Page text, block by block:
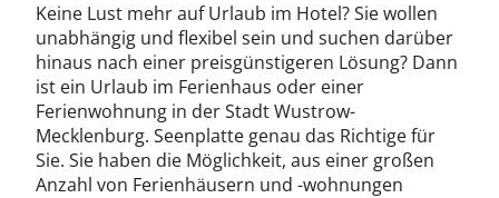
Keine Lust mehr auf Urlaub im Hotel? Sie wollen
unabhängig und flexibel sein und suchen darüber
hinaus nach einer preisgünstigeren Lösung? Dann
ist ein Urlaub im Ferienhaus oder einer
Ferienwohnung in der Stadt Wustrow-
Mecklenburg. Seenplatte genau das Richtige für
Sie. Sie haben die Möglichkeit, aus einer großen
Anzahl von Ferienhäusern und -wohnungen